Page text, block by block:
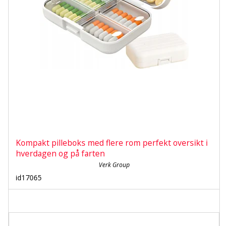
Kompakt pilleboks med flere rom perfekt oversikt i
hverdagen og på farten
Verk Group
id17065